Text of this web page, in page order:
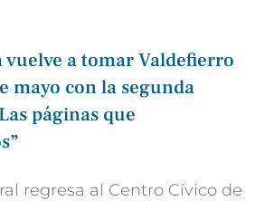
a tomar Valdefierro
mayo con la segunda
páginas que
regresa al Centro Cívico de